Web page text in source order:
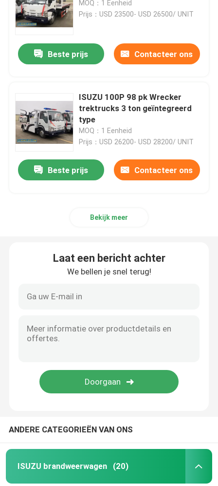
ISUZU Fuel Tanker Truck
ISUZU Water Truck
MOQ：1 Eenheid
Prijs：USD 23500- USD 26500/ UNIT
Beste prijs Contacteer ons
ISUZU 100P 98 pk Wrecker
trektrucks 3 ton geïntegreerd
type
MOQ：1 Eenheid
Prijs：USD 26200- USD 28200/ UNIT
Beste prijs Contacteer ons
Bekijk meer
Laat een bericht achter
We bellen je snel terug!
ANDERE CATEGORIEËN VAN ONS
ISUZU brandweerwagen (20)